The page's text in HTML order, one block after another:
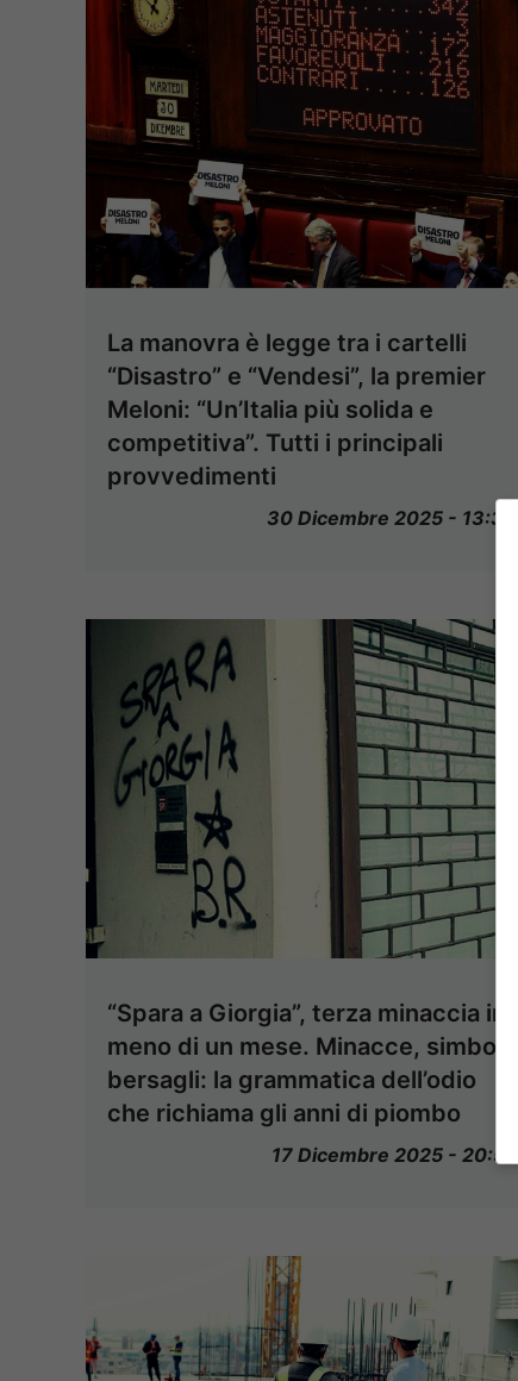
La manovra è legge tra i cartelli
“Disastro” e “Vendesi”, la premier
Meloni: “Un’Italia più solida e
competitiva”. Tutti i principali
provvedimenti
30 Dicembre 2025 - 13:30
“Spara a Giorgia”, terza minaccia in
meno di un mese. Minacce, simboli,
bersagli: la grammatica dell’odio
che richiama gli anni di piombo
17 Dicembre 2025 - 20:57